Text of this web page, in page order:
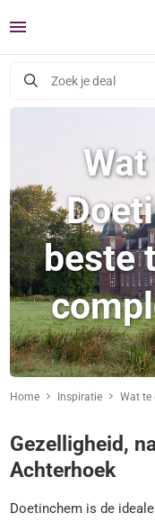
Menu
Zoek je deal
beste
Home Inspiratie
Gezelligheid,
Achterhoek
Doetinchem is de